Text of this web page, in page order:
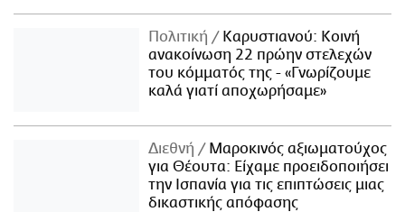
Πολιτική
Καρυστιανού: Κοινή
ανακοίνωση 22 πρώην στελεχών
του κόμματός της - «Γνωρίζουμε
καλά γιατί αποχωρήσαμε»
Διεθνή
Μαροκινός αξιωματούχος
για Θέουτα: Είχαμε προειδοποιήσει
την Ισπανία για τις επιπτώσεις μιας
δικαστικής απόφασης